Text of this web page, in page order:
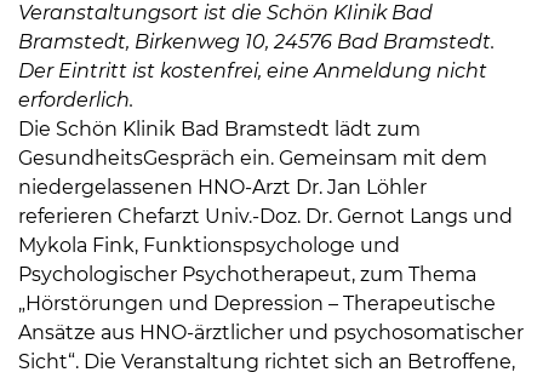
24576 Bad
Bramstedt
04192-
506-
zentrale@badbramstedt.de
Mo,
Di,
Fr
08
Veranstaltungsort ist die Schön KIinik Bad
Bramstedt, Birkenweg 10, 24576 Bad Bramstedt.
Der Eintritt ist kostenfrei, eine Anmeldung nicht
erforderlich.
Die Schön Klinik Bad Bramstedt lädt zum
GesundheitsGespräch ein. Gemeinsam mit dem
niedergelassenen HNO-Arzt Dr. Jan Löhler
referieren Chefarzt Univ.-Doz. Dr. Gernot Langs und
Mykola Fink, Funktionspsychologe und
Psychologischer Psychotherapeut, zum Thema
„Hörstörungen und Depression – Therapeutische
Ansätze aus HNO-ärztlicher und psychosomatischer
Sicht“. Die Veranstaltung richtet sich an Betroffene,